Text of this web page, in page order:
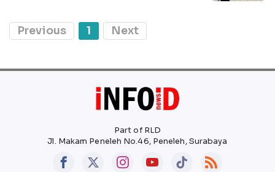
Previous 1 Next
Part of RLD
Jl. Makam Peneleh No.46, Peneleh, Surabaya